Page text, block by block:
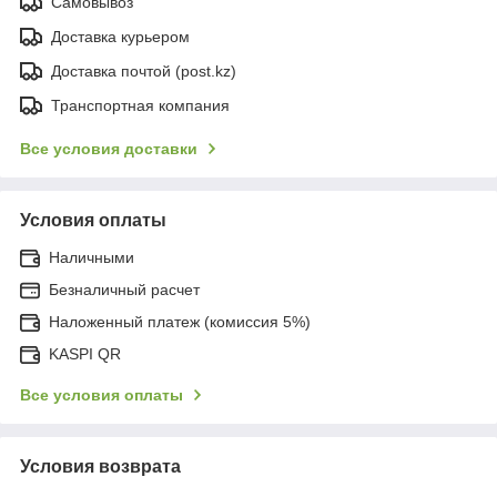
Доставка курьером
Доставка почтой (post.kz)
Транспортная компания
Все условия доставки
Условия оплаты
Наличными
Безналичный расчет
Наложенный платеж (комиссия 5%)
KASPI QR
Все условия оплаты
Условия возврата